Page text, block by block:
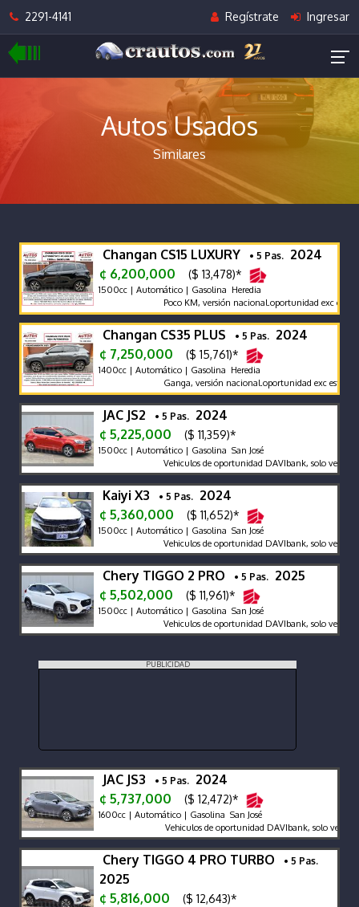
2291-4141 Regístrate Ingresar
Autos Usados
Similares
Changan CS15 LUXURY • 5 Pas. 2024
¢ 6,200,000
($ 13,478)*
1500cc | Automático | Gasolina Heredia
Poco KM, versión nacional.oportunidad exc
Changan CS35 PLUS • 5 Pas. 2024
¢ 7,250,000
($ 15,761)*
1400cc | Automático | Gasolina Heredia
Ganga, versión nacional.oportunidad exc estado
JAC JS2 • 5 Pas. 2024
¢ 5,225,000
($ 11,359)*
1500cc | Automático | Gasolina San José
Vehiculos de oportunidad DAVIbank, solo venta de
Kaiyi X3 • 5 Pas. 2024
¢ 5,360,000
($ 11,652)*
1500cc | Automático | Gasolina San José
Vehiculos de oportunidad DAVIbank, solo venta
Chery TIGGO 2 PRO • 5 Pas. 2025
¢ 5,502,000
($ 11,961)*
1500cc | Automático | Gasolina San José
Vehiculos de oportunidad DAVIbank, solo venta de
PUBLICIDAD
JAC JS3 • 5 Pas. 2024
¢ 5,737,000
($ 12,472)*
1600cc | Automático | Gasolina San José
Vehiculos de oportunidad DAVIbank, solo venta
Chery TIGGO 4 PRO TURBO • 5 Pas.
2025
¢ 5,816,000
($ 12,643)*